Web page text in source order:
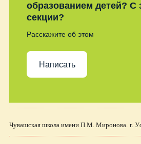
образованием детей? С
секции?
Расскажите об этом
Написать
Чувашская школа имени П.М. Миронова. г.